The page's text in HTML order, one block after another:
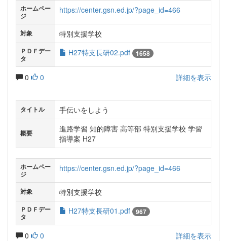
ホームペー
ジ
https://center.gsn.ed.jp/?page_id=466
対象 特別支援学校
ＰＤＦデー
タ
H27特支長研02.pdf 1658
0 0 詳細を表示
タイトル 手伝いをしよう
概要
進路学習 知的障害 高等部 特別支援学校 学習
指導案 H27
ホームペー
ジ
https://center.gsn.ed.jp/?page_id=466
対象 特別支援学校
ＰＤＦデー
タ
H27特支長研01.pdf 967
0 0 詳細を表示